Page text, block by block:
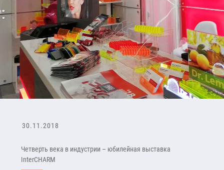
30.11.2018
Четверть века в индустрии – юбилейная выставка
InterCHARM